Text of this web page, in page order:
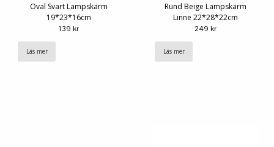
Oval Svart Lampskärm
19*23*16cm
139 kr
Läs mer
Rund Beige Lampskärm
Linne 22*28*22cm
249 kr
Läs mer